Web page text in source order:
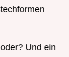
Und ein